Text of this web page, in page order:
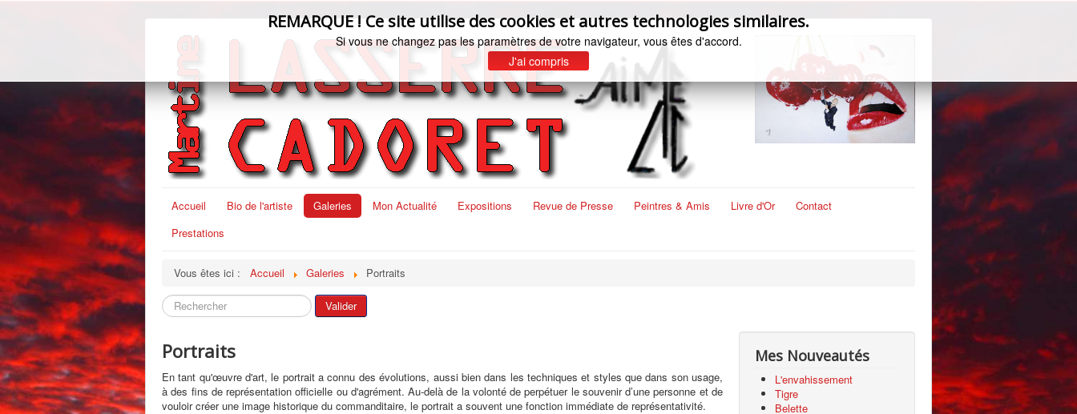
Accueil Bio de l'artiste Galeries Mon Actualité Expositions Revue de Presse Peintres & Amis Livre d'Or
Contact
Prestations
Vous êtes ici : Accueil Galeries Portraits
REMARQUE ! Ce site utilise des cookies et autres technologies similaires.
Si vous ne changez pas les paramètres de votre navigateur, vous êtes d'accord.
J'ai compris
Rechercher Valider
Portraits
En tant qu'œuvre d'art, le portrait a connu des évolutions, aussi bien dans les techniques et styles que dans son usage,
à des fins de représentation officielle ou d'agrément. Au-delà de la volonté de perpétuer le souvenir d’une personne et de
vouloir créer une image historique du commanditaire, le portrait a souvent une fonction immédiate de représentativité.
Mes Nouveautés
L'envahissement
Tigre
Belette